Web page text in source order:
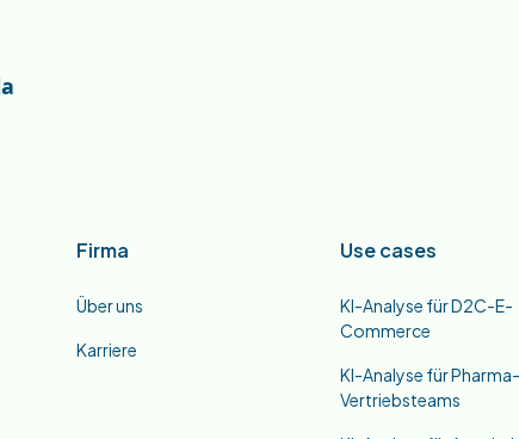
Firma
Über uns
Karriere
Use cases
KI-Analyse für D2C-E-
Commerce
KI-Analyse für Pharma-
Vertriebsteams